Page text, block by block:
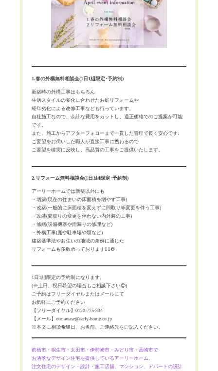
1.春の外構無料相談会(1日1組限定･予約制)
新築時の外構工事はもちろん
生活スタイルの変化に合わせたお庭リフォームや
経年劣化による改修工事なども行っています。
自社施工なので、余計な費用をカットし、適正価格でのご提案が可能
です。
また、施工からアフターフォローまで一貫した管理で長く安心です♩
ご要望をお伺いした職人が直接工事に携わるので
ご要望を確実に反映し、高品質の工事をご提供いたします。
2.リフォーム無料相談会(1日1組限定･予約制)
アーリーホームでは新築以外にも
・増築(現在の住まいの床面積を増やす工事)
・改築(一般的に床面積を変えずに間取り等変更を伴う工事)
・改装(間取りの変更を伴わない内外装の工事)
・修繕(設備機器や雨漏りの修理など)
・外構工事(庭や駐車場や塀など)
建築基準法やお住いの地域の条例に通じた
リフォームも多数承っております👷‍♀️👷
1日1組限定の予約制になります。
(※土日、祝日希望の場合もご相談下さい😊)
ご予約はフリーダイヤルまたはメールにて
お気軽にご予約ください
【フリーダイヤル】0120-775-334
【メール】otoiawase@early-home.co.jp
※本文に相談希望日、お名前、ご連絡先をご記入ください。
前橋市・桐生市・太田市・伊勢崎市・みどり市・高崎市で
お洒落なデザイン住宅を提供しているアーリーホーム。
注文住宅のデザイン・設計・施工店舖、マンション、アパートの設計